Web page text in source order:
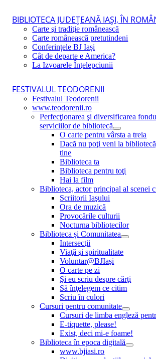
BIBLIOTECA JUDEŢEANĂ IAŞI, ÎN
Carte şi tradiţie românească
Carte românească pretutindeni
Conferințele BJ Iași
Cât de departe e America?
La Izvoarele Înţelepciunii
FESTIVALUL TEODORENII
Festivalul Teodorenii
www.teodorenii.ro
Perfecţionarea şi diversificarea
serviciilor de bibliotecă
O carte pentru vârsta a treia
Dacă nu poţi veni la
tine
Biblioteca ta
Biblioteca pentru toţi
Hai la film
Biblioteca, actor principal al scenei
Scriitorii Iaşului
Ora de muzică
Provocările culturii
Nocturna bibliotecilor
Biblioteca și Comunitatea
Intersecţii
Viaţă şi spiritualitate
Voluntar@BJIaşi
O carte pe zi
Şi eu scriu despre cărţi
Să înţelegem ce citim
Scriu în culori
Cursuri pentru comunitate
Cursuri de limba engleză
E-tiquette, please!
Exist, deci mi-e foame!
Biblioteca în epoca digitală
www.bjiasi.ro